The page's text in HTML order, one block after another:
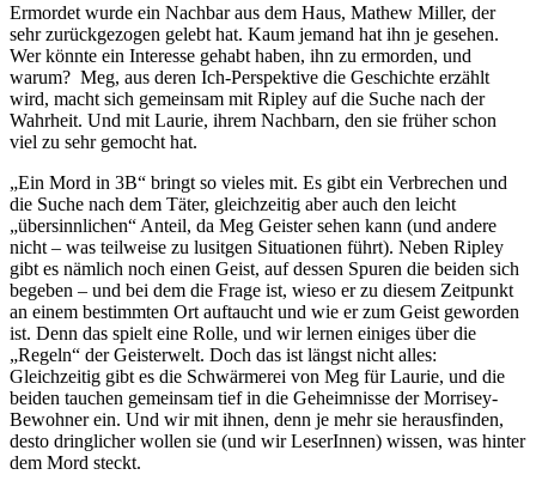
Ermordet wurde ein Nachbar aus dem Haus, Mathew Miller, der
sehr zurückgezogen gelebt hat. Kaum jemand hat ihn je gesehen.
Wer könnte ein Interesse gehabt haben, ihn zu ermorden, und
warum? Meg, aus deren Ich-Perspektive die Geschichte erzählt
wird, macht sich gemeinsam mit Ripley auf die Suche nach der
Wahrheit. Und mit Laurie, ihrem Nachbarn, den sie früher schon
viel zu sehr gemocht hat.
„Ein Mord in 3B“ bringt so vieles mit. Es gibt ein Verbrechen und
die Suche nach dem Täter, gleichzeitig aber auch den leicht
„übersinnlichen“ Anteil, da Meg Geister sehen kann (und andere
nicht – was teilweise zu lusitgen Situationen führt). Neben Ripley
gibt es nämlich noch einen Geist, auf dessen Spuren die beiden sich
begeben – und bei dem die Frage ist, wieso er zu diesem Zeitpunkt
an einem bestimmten Ort auftaucht und wie er zum Geist geworden
ist. Denn das spielt eine Rolle, und wir lernen einiges über die
„Regeln“ der Geisterwelt. Doch das ist längst nicht alles:
Gleichzeitig gibt es die Schwärmerei von Meg für Laurie, und die
beiden tauchen gemeinsam tief in die Geheimnisse der Morrisey-
Bewohner ein. Und wir mit ihnen, denn je mehr sie herausfinden,
desto dringlicher wollen sie (und wir LeserInnen) wissen, was hinter
dem Mord steckt.